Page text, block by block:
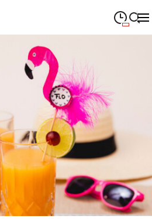
Suche schließen
09:00
09:00
09:00—19:30
09:00—18:00